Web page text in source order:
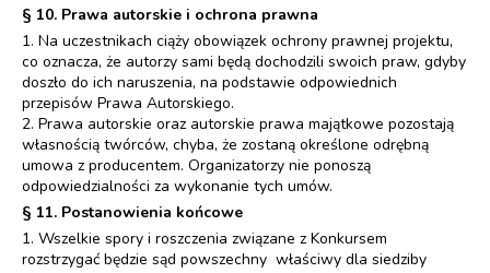
§ 10. Prawa autorskie i ochrona prawna
1. Na uczestnikach ciąży obowiązek ochrony prawnej projektu,
co oznacza, że autorzy sami będą dochodzili swoich praw, gdyby
doszło do ich naruszenia, na podstawie odpowiednich
przepisów Prawa Autorskiego.
2. Prawa autorskie oraz autorskie prawa majątkowe pozostają
własnością twórców, chyba, że zostaną określone odrębną
umowa z producentem. Organizatorzy nie ponoszą
odpowiedzialności za wykonanie tych umów.
§ 11. Postanowienia końcowe
1. Wszelkie spory i roszczenia związane z Konkursem
rozstrzygać będzie sąd powszechny właściwy dla siedziby